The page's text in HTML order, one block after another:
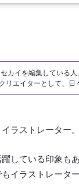
カイを編集している人
リエイターとして、日
ラストレーター。
している印象もあ
イラストレータ